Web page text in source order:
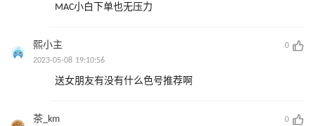
MAC小白下单也无压力
熙小主
0
2023-05-08 19:10:56
送女朋友有没有什么色号推荐啊
茶_km
0